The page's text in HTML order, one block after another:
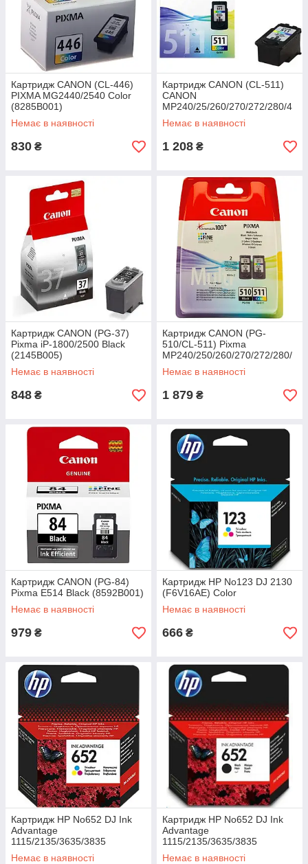
Картридж CANON (CL-446)
PIXMA MG2440/2540 Color
(8285B001)
Немає в наявності
830 ₴
Картридж CANON (CL-511)
CANON
MP240/25/260/270/272/280/4
95/MX320/330 color
(2972B007)
Немає в наявності
1 208 ₴
Картридж CANON (PG-37)
Pixma iP-1800/2500 Black
(2145B005)
Немає в наявності
848 ₴
Картридж CANON (PG-
510/CL-511) Pixma
MP240/250/260/270/272/280/
MX320/330 Multipack
(2970B010)
Немає в наявності
1 879 ₴
Картридж CANON (PG-84)
Pixma E514 Black (8592B001)
Немає в наявності
979 ₴
Картридж HP No123 DJ 2130
(F6V16AE) Color
Немає в наявності
666 ₴
Картридж HP No652 DJ Ink
Advantage
1115/2135/3635/3835
(F6V24AE) Color
Немає в наявності
Картридж HP No652 DJ Ink
Advantage
1115/2135/3635/3835
(F6V25AE) Black
Немає в наявності